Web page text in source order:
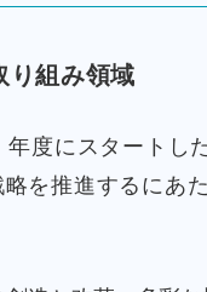
り組み領域
度にスタートし
を推進するにあ